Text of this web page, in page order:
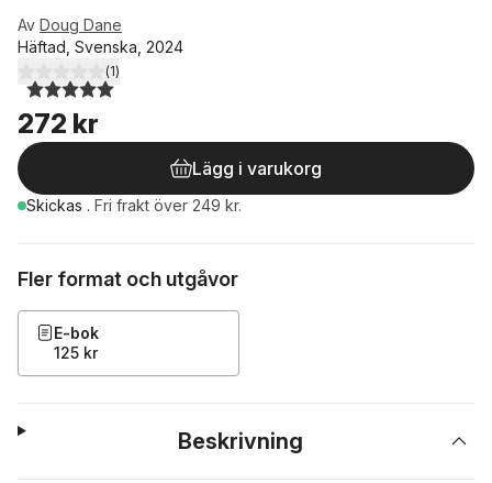
Av Doug Dane
Häftad, Svenska, 2024
5,0utav 5 stjärnor. Totalt antal röster:
(1)
272 kr
Lägg i varukorg
Skickas . Fri frakt över 249 kr.
Fler format och utgåvor
E-bok
125 kr
Beskrivning